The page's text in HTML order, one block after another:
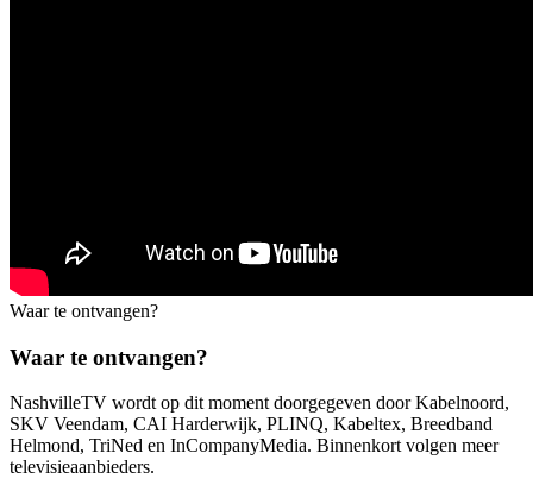
Waar te ontvangen?
Waar te ontvangen?
NashvilleTV wordt op dit moment doorgegeven door Kabelnoord,
SKV Veendam, CAI Harderwijk, PLINQ, Kabeltex, Breedband
Helmond, TriNed en InCompanyMedia. Binnenkort volgen meer
televisieaanbieders.